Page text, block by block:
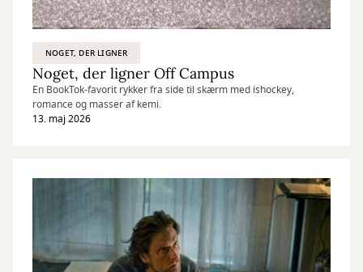
NOGET, DER LIGNER
Noget, der ligner Off Campus
En BookTok-favorit rykker fra side til skærm med ishockey,
romance og masser af kemi.
13. maj 2026